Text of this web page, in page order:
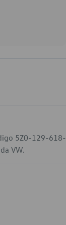
5Z0-129-618-
VW.